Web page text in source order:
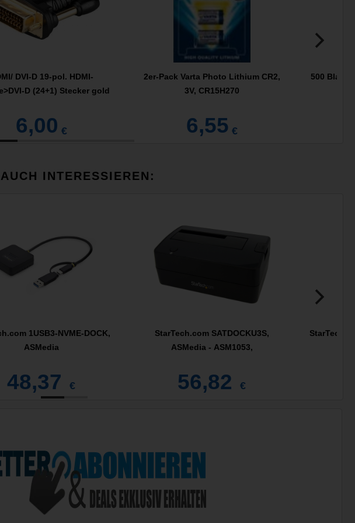
DVI-D 19-pol. HDMI-
D (24+1) Stecker gold
6,00 €
2er-Pack Varta Photo Lithium CR2,
3V, CR15H270
6,55 €
500 Blatt
INTERESSIEREN:
1USB3-NVME-DOCK,
ASMedia
48,37 €
StarTech.com SATDOCKU3S,
ASMedia - ASM1053,
56,82 €